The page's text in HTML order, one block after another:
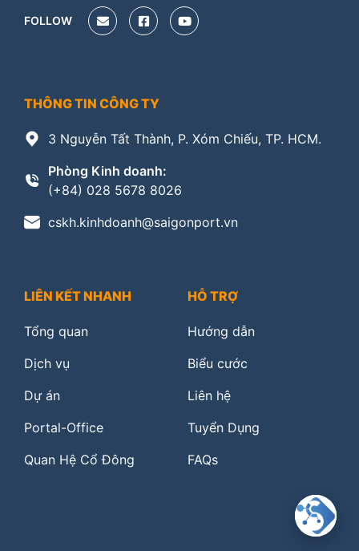
FOLLOW
THÔNG TIN CÔNG TY
3 Nguyễn Tất Thành, P. Xóm Chiếu, TP. HCM.
Phòng Kinh doanh:
(+84) 028 5678 8026
cskh.kinhdoanh@saigonport.vn
LIÊN KẾT NHANH
Tổng quan
Dịch vụ
Dự án
Portal-Office
Quan Hệ Cổ Đông
HỖ TRỢ
Hướng dẫn
Biểu cước
Liên hệ
Tuyển Dụng
FAQs